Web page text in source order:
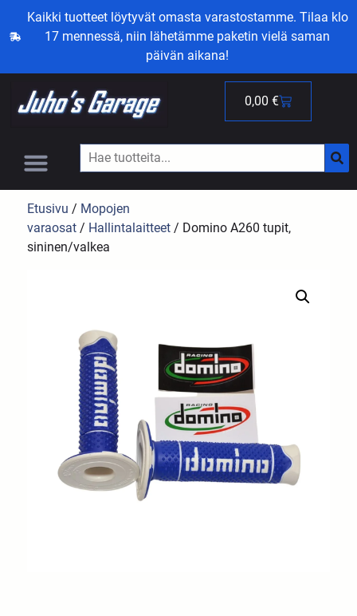
Kaikki tuotteet löytyvät omasta varastostamme. Tilaa klo
17 mennessä, niin lähetämme paketin vielä saman
päivän aikana!
0,00 €
Etusivu / Mopojen
varaosat / Hallintalaitteet / Domino A260 tupit,
sininen/valkea